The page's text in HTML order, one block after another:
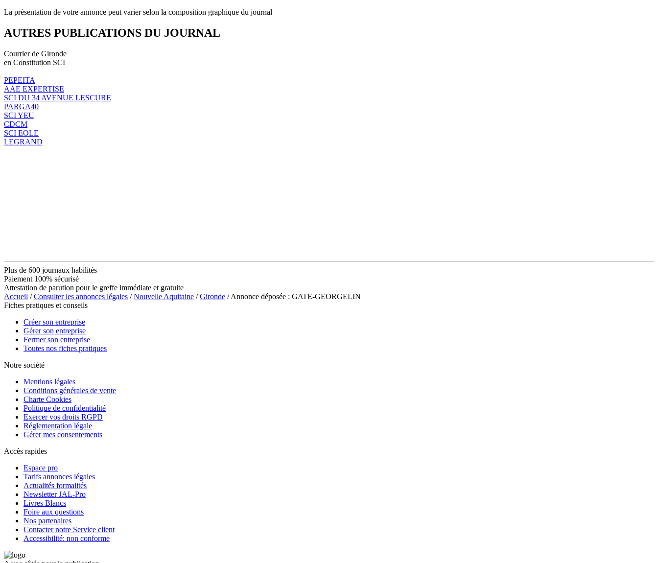
La présentation de votre annonce peut varier selon la composition graphique du journal
AUTRES PUBLICATIONS DU JOURNAL
Courrier de Gironde
en Constitution SCI
PEPEITA
AAE EXPERTISE
SCI DU 34 AVENUE LESCURE
PARGA40
SCI YEU
CDCM
SCI EOLE
LEGRAND
Plus de 600 journaux habilités
Paiement 100% sécurisé
Attestation de parution pour le greffe immédiate et gratuite
Accueil /Consulter les annonces légales /Nouvelle Aquitaine /Gironde / Annonce déposée : GATE-GEORGELIN
Fiches pratiques et conseils
Créer son entreprise
Gérer son entreprise
Fermer son entreprise
Toutes nos fiches pratiques
Notre société
Mentions légales
Conditions générales de vente
Charte Cookies
Politique de confidentialité
Exercer vos droits RGPD
Réglementation légale
Gérer mes consentements
Accès rapides
Espace pro
Tarifs annonces légales
Actualités formalités
Newsletter JAL-Pro
Livres Blancs
Foire aux questions
Nos partenaires
Contacter notre Service client
Accessibilité: non conforme